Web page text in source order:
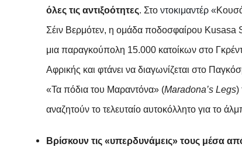
όλες τις αντιξοότητες. Στοντοκιμαντέρ «Ko
Σέιν Βερμότεν, η ομάδα ποδοσφαίρου Kusasa
μια παραγκούπολη 15.000 κατοίκων στο
Αφρικής και φτάνει να διαγωνίζεται στο
«Τα πόδια του Μαραντόνα» (Maradona’s Legs)
αναζητούν το τελευταίο αυτοκόλλητο για το
Βρίσκουν τις «υπερδυνάμεις» τους μέσα